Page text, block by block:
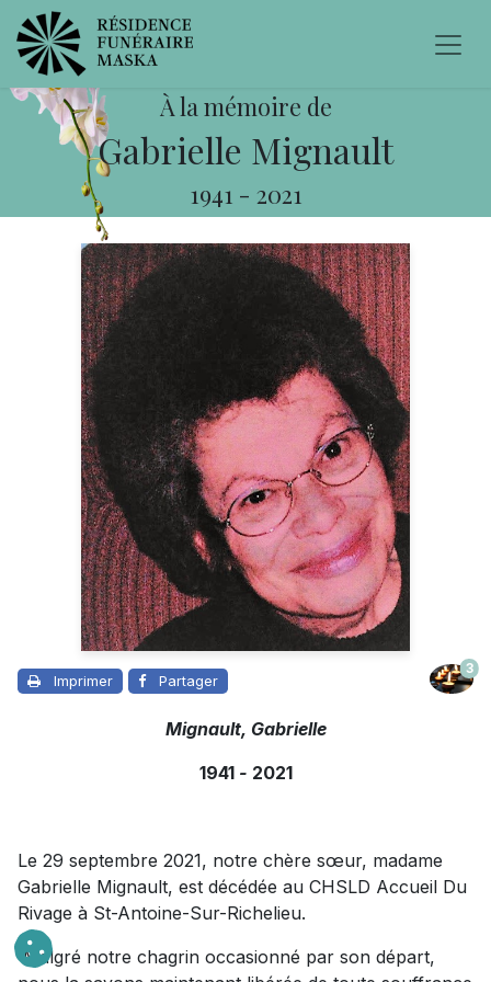
À la mémoire de
Gabrielle Mignault
1941 - 2021
Imprimer Partager
3
Mignault, Gabrielle
1941- 2021
Le 29 septembre 2021, notre chère sœur, madame
Gabrielle Mignault, est décédée au CHSLD Accueil Du
Rivage à St-Antoine-Sur-Richelieu.
Malgré notre chagrin occasionné par son départ,